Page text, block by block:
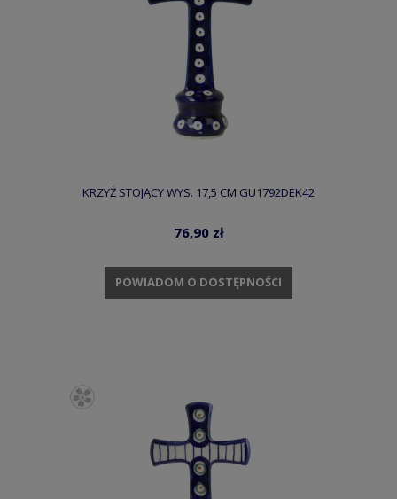
KRZYŻ STOJĄCY WYS. 17,5 CM GU1792DEK42
76,90 zł
POWIADOM O DOSTĘPNOŚCI